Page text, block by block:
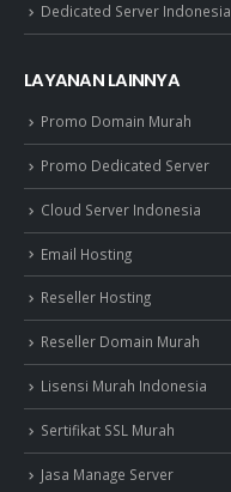
Dedicated Server Indonesia
LAYANAN LAINNYA
Promo Domain Murah
Promo Dedicated Server
Cloud Server Indonesia
Email Hosting
Reseller Hosting
Reseller Domain Murah
Lisensi Murah Indonesia
Sertifikat SSL Murah
Jasa Manage Server